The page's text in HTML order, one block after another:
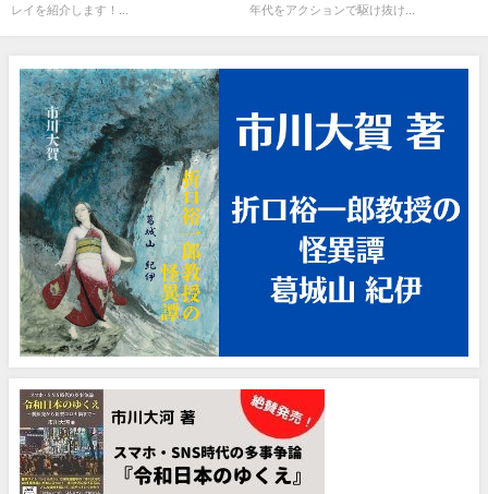
レイを紹介します！...
年代をアクションで駆け抜け...